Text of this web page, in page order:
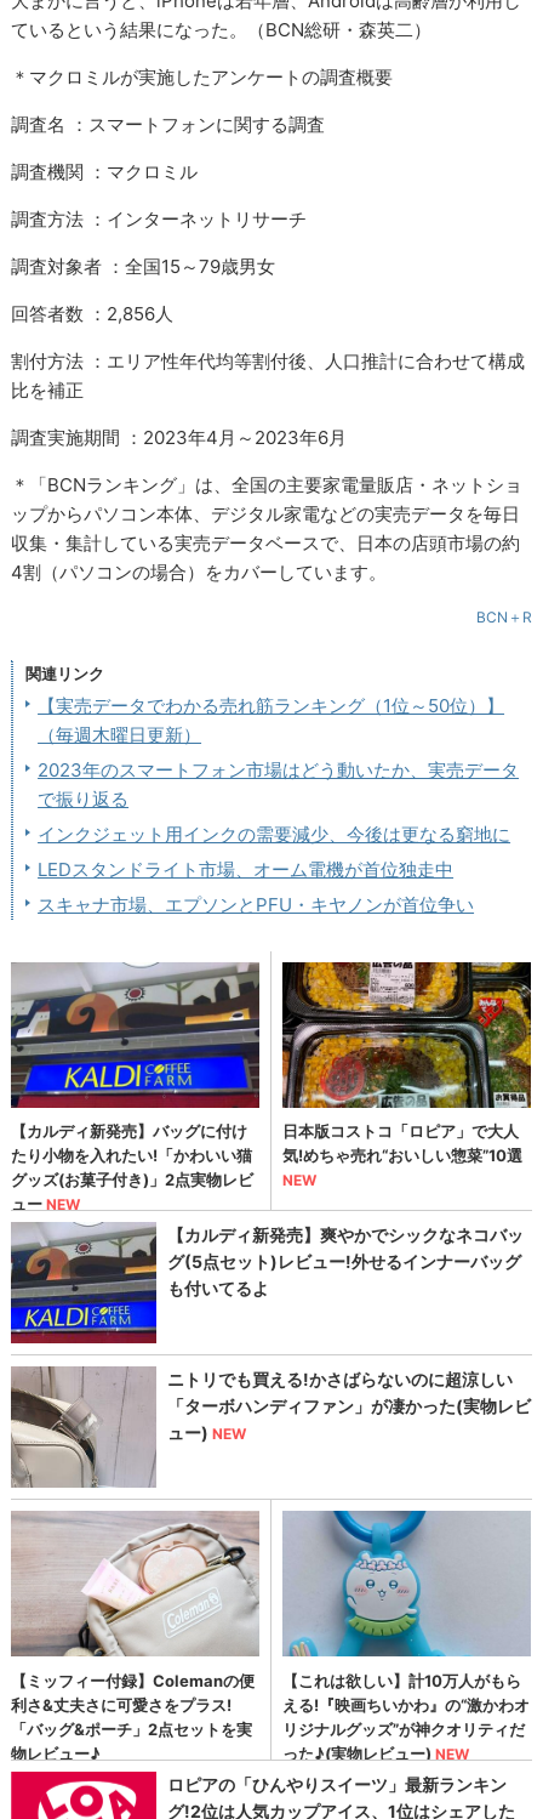
ているという結果になった。（BCN総研・森英二）
＊マクロミルが実施したアンケートの調査概要
調査名 ：スマートフォンに関する調査
調査機関 ：マクロミル
調査方法 ：インターネットリサーチ
調査対象者 ：全国15～79歳男女
回答者数 ：2,856人
割付方法 ：エリア性年代均等割付後、人口推計に合わせて構成
比を補正
調査実施期間 ：2023年4月～2023年6月
＊「BCNランキング」は、全国の主要家電量販店・ネットショ
ップからパソコン本体、デジタル家電などの実売データを毎日
収集・集計している実売データベースで、日本の店頭市場の約
4割（パソコンの場合）をカバーしています。
BCN＋R
関連リンク
【実売データでわかる売れ筋ランキング（1位～50位）】
（毎週木曜日更新）
2023年のスマートフォン市場はどう動いたか、実売データ
で振り返る
インクジェット用インクの需要減少、今後は更なる窮地に
LEDスタンドライト市場、オーム電機が首位独走中
スキャナ市場、エプソンとPFU・キヤノンが首位争い